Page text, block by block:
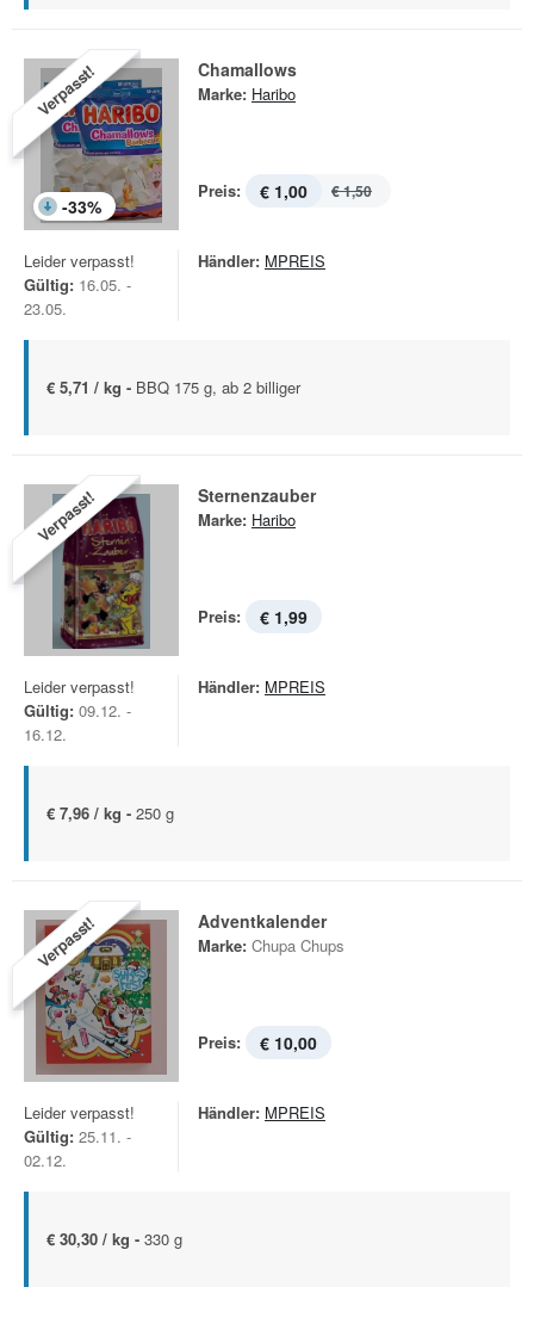
Verpasst!
-33%
Chamallows
Marke: Haribo
Preis: € 1,00 € 1,50
Leider verpasst!
Gültig: 16.05. -
23.05.
Händler: MPREIS
€ 5,71 / kg - BBQ 175 g, ab 2 billiger
Verpasst! Sternenzauber
Marke: Haribo
Preis: € 1,99
Leider verpasst!
Gültig: 09.12. -
16.12.
Händler: MPREIS
€ 7,96 / kg - 250 g
Verpasst! Adventkalender
Marke: Chupa Chups
Preis: € 10,00
Leider verpasst!
Gültig: 25.11. -
02.12.
Händler: MPREIS
€ 30,30 / kg - 330 g